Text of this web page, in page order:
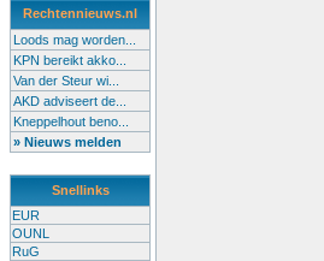
Rechtennieuws.nl
Loods mag worden...
KPN bereikt akko...
Van der Steur wi...
AKD adviseert de...
Kneppelhout beno...
» Nieuws melden
Snellinks
EUR
OUNL
RuG